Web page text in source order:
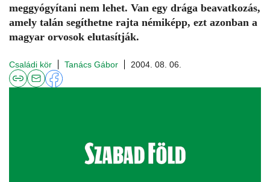
meggyógyítani nem lehet. Van egy drága beavatkozás,
amely talán segíthetne rajta némiképp, ezt azonban a
magyar orvosok elutasítják.
Családi kör Tanács Gábor 2004. 08. 06.